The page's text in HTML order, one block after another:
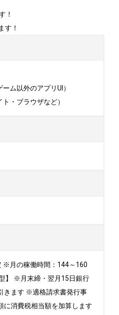
！
す！
ム以外のアプリUI）
・ブラウザなど）
※月の稼働時間：144～160
】 ※月末締・翌月15日銀行
きます ※適格請求書発行事
に消費税相当額を加算します